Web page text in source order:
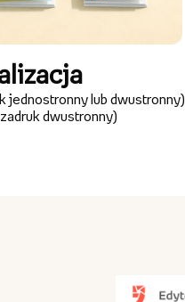
jednostronny lub dwustronny)
dwustronny)